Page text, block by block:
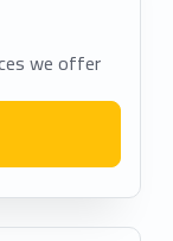
we offer